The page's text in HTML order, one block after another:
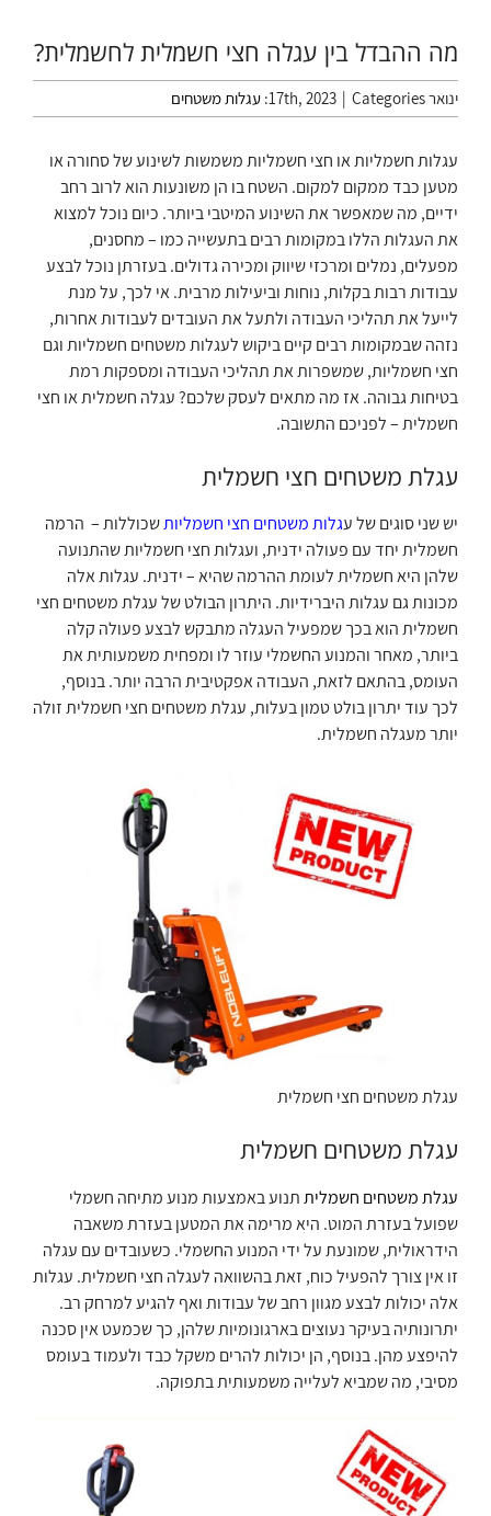
מה ההבדל בין עגלה חצי חשמלית לחשמלית?
ינואר 17th, 2023 | Categories: עגלות משטחים
עגלות חשמליות או חצי חשמליות משמשות לשינוע של סחורה או
מטען כבד ממקום למקום. השטח בו הן משונעות הוא לרוב רחב
ידיים, מה שמאפשר את השינוע המיטבי ביותר. כיום נוכל למצוא
את העגלות הללו במקומות רבים בתעשייה כמו – מחסנים,
מפעלים, נמלים ומרכזי שיווק ומכירה גדולים. בעזרתן נוכל לבצע
עבודות רבות בקלות, נוחות וביעילות מרבית. אי לכך, על מנת
לייעל את תהליכי העבודה ולתעל את העובדים לעבודות אחרות,
נזהה שבמקומות רבים קיים ביקוש לעגלות משטחים חשמליות וגם
חצי חשמליות, שמשפרות את תהליכי העבודה ומספקות רמת
בטיחות גבוהה. אז מה מתאים לעסק שלכם? עגלה חשמלית או חצי
חשמלית – לפניכם התשובה.
עגלת משטחים חצי חשמלית
יש שני סוגים של עגלות משטחים חצי חשמליותשכוללות – הרמה
חשמלית יחד עם פעולה ידנית, ועגלות חצי חשמליות שהתנועה
שלהן היא חשמלית לעומת ההרמה שהיא – ידנית. עגלות אלה
מכונות גם עגלות היברידיות. היתרון הבולט של עגלת משטחים חצי
חשמלית הוא בכך שמפעיל העגלה מתבקש לבצע פעולה קלה
ביותר, מאחר והמנוע החשמלי עוזר לו ומפחית משמעותית את
העומס, בהתאם לזאת, העבודה אפקטיבית הרבה יותר. בנוסף,
לכך עוד יתרון בולט טמון בעלות, עגלת משטחים חצי חשמלית זולה
יותר מעגלה חשמלית.
עגלת משטחים חצי חשמלית
עגלת משטחים חשמלית
עגלת משטחים חשמליתתנוע באמצעות מנוע מתיחה חשמלי
שפועל בעזרת המוט. היא מרימה את המטען בעזרת משאבה
הידראולית, שמונעת על ידי המנוע החשמלי. כשעובדים עם עגלה
זו אין צורך להפעיל כוח, זאת בהשוואה לעגלה חצי חשמלית. עגלות
אלה יכולות לבצע מגוון רחב של עבודות ואף להגיע למרחק רב.
יתרונותיה בעיקר נעוצים בארגונומיות שלהן, כך שכמעט אין סכנה
להיפצע מהן. בנוסף, הן יכולות להרים משקל כבד ולעמוד בעומס
מסיבי, מה שמביא לעלייה משמעותית בתפוקה.